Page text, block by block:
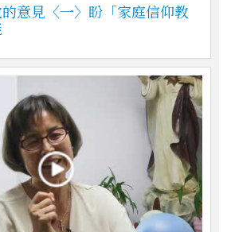
意見〈一〉盼「家庭信仰教